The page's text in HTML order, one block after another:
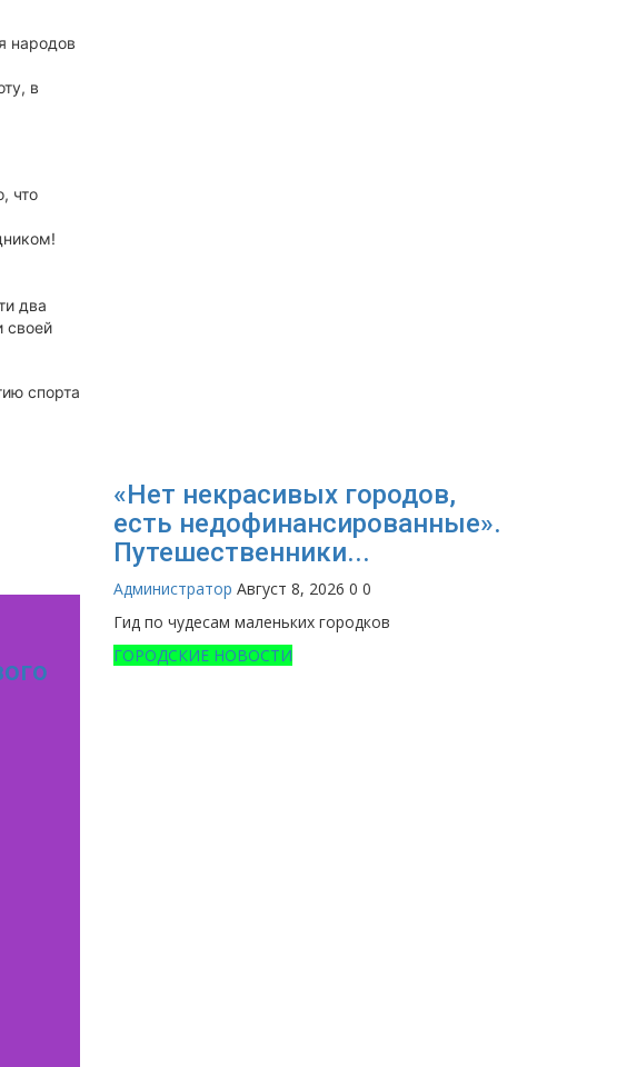
народов
в
что
два
своей
спорта
«Нет некрасивых городов,
есть недофинансированные».
Путешественники...
Администратор Август 8, 2026 0 0
Гид по чудесам маленьких городков
ГОРОДСКИЕ НОВОСТИ